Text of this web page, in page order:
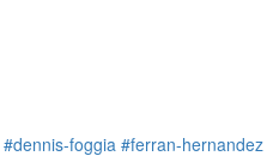
#dennis-foggia #ferran-hernandez